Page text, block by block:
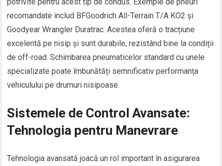
potrivite pentru acest tip de condus. Exemple de pneuri
recomandate includ BFGoodrich All-Terrain T/A KO2 și
Goodyear Wrangler Duratrac. Acestea oferă o tracțiune
excelentă pe nisip și sunt durabile, rezistând bine la condiții
de off-road. Schimbarea pneumaticelor standard cu unele
specializate poate îmbunătăți semnificativ performanța
vehiculului pe drumuri nisipoase.
Sistemele de Control Avansate:
Tehnologia pentru Manevrare
Tehnologia avansată joacă un rol important în asigurarea